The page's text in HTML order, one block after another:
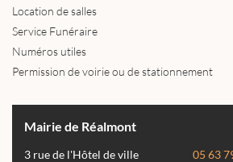
Location de salles
Service Funéraire
Numéros utiles
Permission de voirie ou de stationnement
Mairie de Réalmont
3 rue de l'Hôtel de ville
05 63